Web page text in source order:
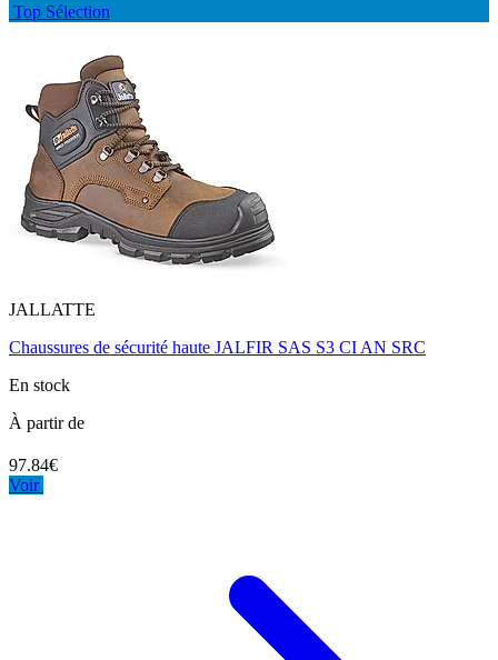
Top Sélection
JALLATTE
Chaussures de sécurité haute JALFIR SAS S3 CI AN SRC
En stock
À partir de
97.84€
Voir